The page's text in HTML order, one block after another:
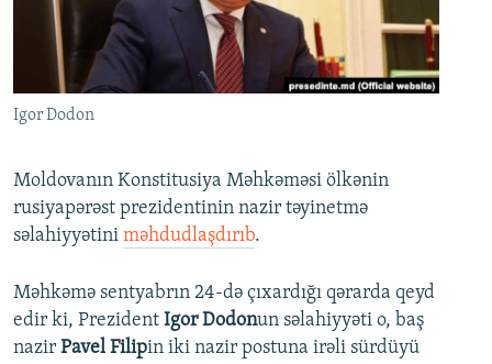
İNFOQRAFIKA
KARIKATURA
AZƏRBAYCAN ƏDƏBIYYATI KITABXANASI
İSLAM VƏ DEMOKRATIYA
MISSIYAMIZ
PEŞƏ ETIKASI VƏ JURNALISTIKA STANDARTLARIMIZ
BIZIMLƏ ƏLAQƏ
XƏBƏR BÜLLETENLƏRIMIZ
BIZI IZLƏ
Igor Dodon
Moldovanın Konstitusiya Məhkəməsi ölkənin
rusiyapərəst prezidentinin nazir təyinetmə
səlahiyyətini məhdudlaşdırıb.
Məhkəmə sentyabrın 24-də çıxardığı qərarda qeyd
edir ki, Prezident Igor Dodonun səlahiyyəti o, baş
nazir Pavel Filipin iki nazir postuna irəli sürdüyü